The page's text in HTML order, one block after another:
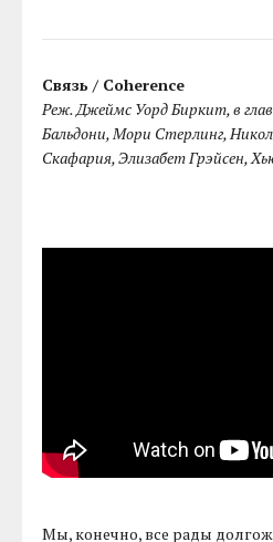
Связь / Coherence
Реж. Джеймс Уорд Биркит, в
Бальдони, Мори Стерлинг,
Скафария, Элизабет Грэйсен,
Мы, конечно, все рады